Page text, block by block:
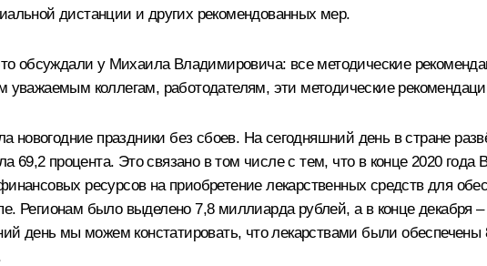
дистанции и других рекомендованных мер.
обсуждали у Михаила Владимировича: все методические
коллегам, работодателям, эти методические
новогодние праздники без сбоев. На сегодняшний день в стране
69,2 процента. Это связано в том числе с тем, что в конце 2020
ресурсов на приобретение лекарственных средств для
Регионам было выделено 7,8 миллиарда рублей, а в конце декабря
день мы можем констатировать, что лекарствами были